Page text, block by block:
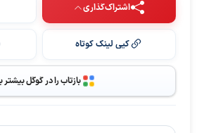
اشتراک‌گذاری
کپی لینک کوتاه
بازتاب را در گوگل بیشتر